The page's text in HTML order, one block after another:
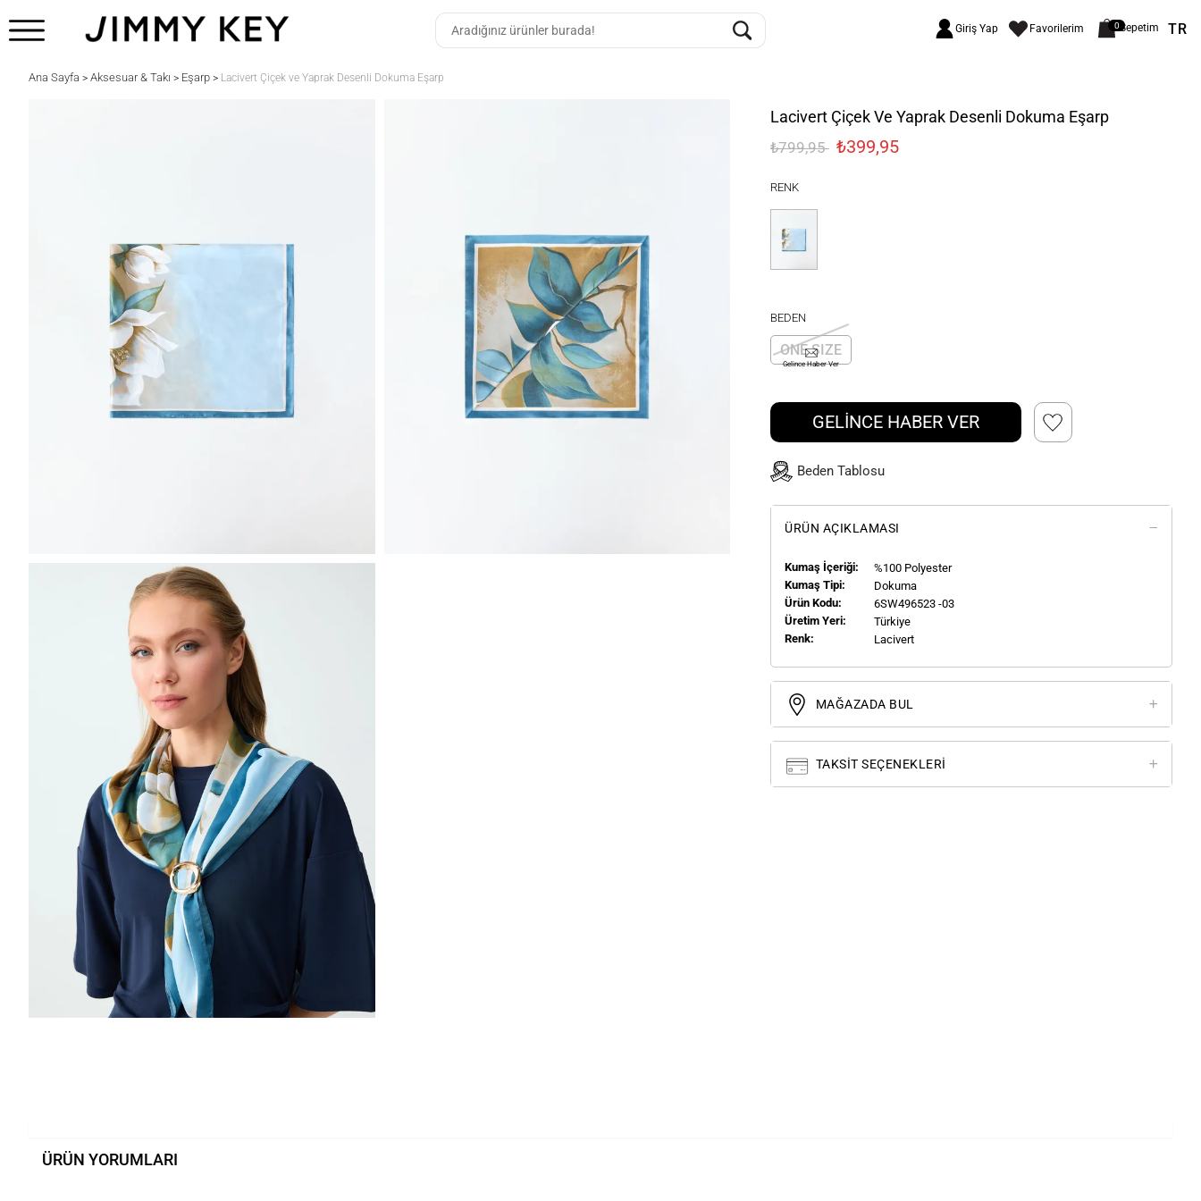
Giriş Yap Favorilerim 0Sepetim TR
Ana Sayfa > Aksesuar & Takı > Eşarp > Lacivert Çiçek ve Yaprak Desenli Dokuma Eşarp
Lacivert Çiçek Ve Yaprak Desenli Dokuma Eşarp
₺799,95 ₺399,95
RENK
BEDEN
ONE SIZE
Gelince Haber Ver
GELİNCE HABER VER
Beden Tablosu
ÜRÜN AÇIKLAMASI
Kumaş İçeriği:
%100 Polyester
Kumaş Tipi:
Dokuma
Ürün Kodu:
6SW496523 -03
Üretim Yeri:
Türkiye
Renk:
Lacivert
MAĞAZADA BUL
TAKSIT SEÇENEKLERI
ÜRÜN YORUMLARI